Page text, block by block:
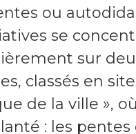
ou
se
sur
classés en
de la ville »,
: les pentes